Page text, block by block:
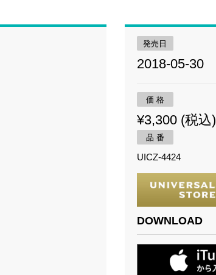
発売日
2018-05-30
価 格
¥3,300 (税込)
品 番
UICZ-4424
DOWNLOAD